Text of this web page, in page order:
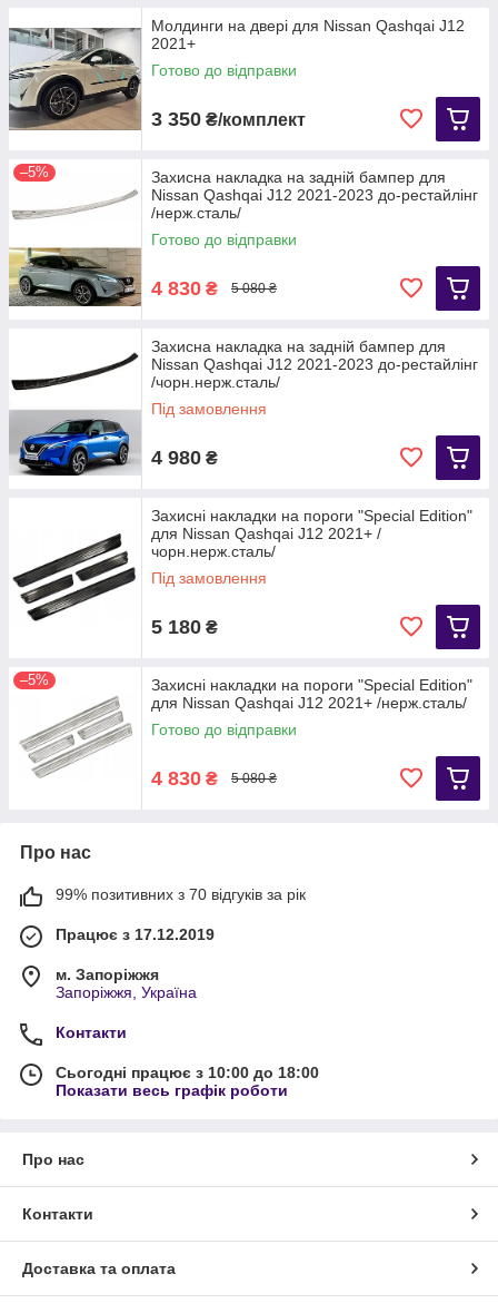
Молдинги на двері для Nissan Qashqai J12
2021+
Готово до відправки
3 350 ₴/комплект
–5%
Захисна накладка на задній бампер для
Nissan Qashqai J12 2021-2023 до-рестайлінг
/нерж.сталь/
Готово до відправки
4 830 ₴ 5 080 ₴
Захисна накладка на задній бампер для
Nissan Qashqai J12 2021-2023 до-рестайлінг
/чорн.нерж.сталь/
Під замовлення
4 980 ₴
Захисні накладки на пороги "Special Edition"
для Nissan Qashqai J12 2021+ /
чорн.нерж.сталь/
Під замовлення
5 180 ₴
–5%
Захисні накладки на пороги "Special Edition"
для Nissan Qashqai J12 2021+ /нерж.сталь/
Готово до відправки
4 830 ₴ 5 080 ₴
Про нас
99% позитивних з 70 відгуків за рік
Працює з 17.12.2019
м. Запоріжжя
Запоріжжя, Україна
Контакти
Сьогодні працює з 10:00 до 18:00
Показати весь графік роботи
Про нас
Контакти
Доставка та оплата